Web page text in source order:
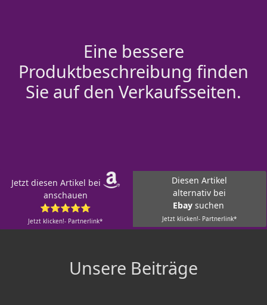
Eine bessere
Produktbeschreibung finden
Sie auf den Verkaufsseiten.
Jetzt diesen Artikel bei
anschauen
⭐⭐⭐⭐⭐
Jetzt klicken!- Partnerlink*
Diesen Artikel
alternativ bei
Ebay suchen
Jetzt klicken!- Partnerlink*
Unsere Beiträge